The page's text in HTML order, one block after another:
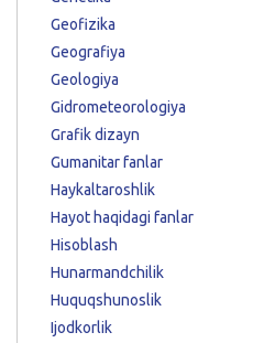
Geofizika
Geografiya
Geologiya
Gidrometeorologiya
Grafik dizayn
Gumanitar fanlar
Haykaltaroshlik
Hayot haqidagi fanlar
Hisoblash
Hunarmandchilik
Huquqshunoslik
Ijodkorlik